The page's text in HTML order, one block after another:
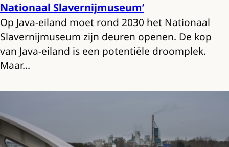
Nationaal Slavernijmuseum’
Op Java-eiland moet rond 2030 het Nationaal
Slavernijmuseum zijn deuren openen. De kop
van Java-eiland is een potentiële droomplek.
Maar…